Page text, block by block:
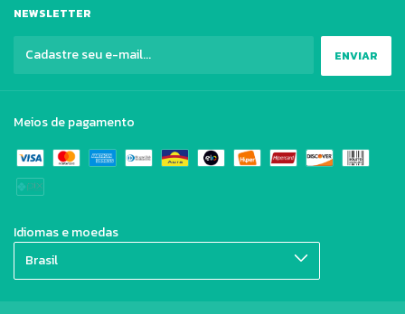
NEWSLETTER
Meios de pagamento
Idiomas e moedas